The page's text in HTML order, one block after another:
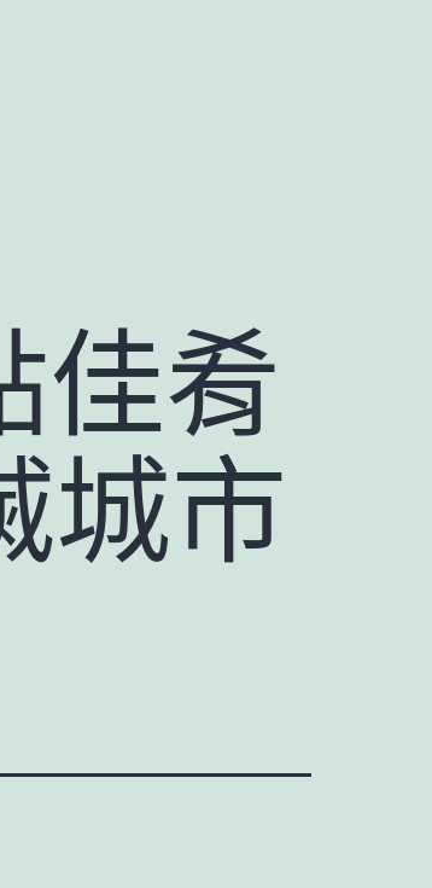
佳肴
城市